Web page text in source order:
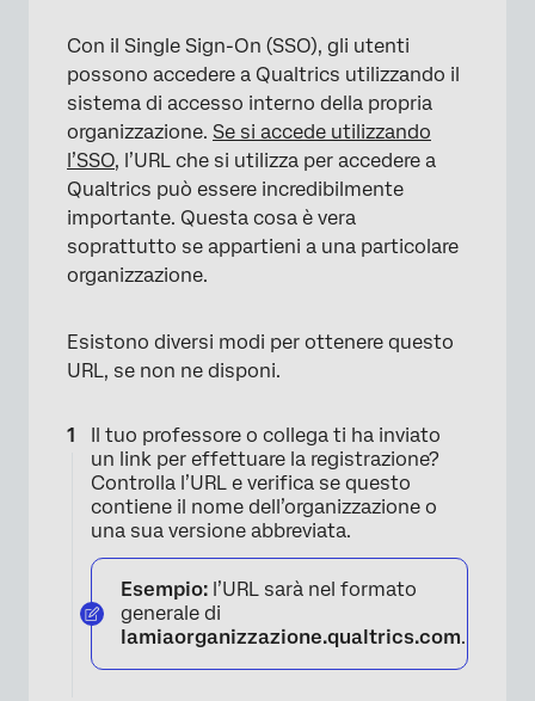
×
Con il Single Sign-On (SSO), gli utenti
possono accedere a Qualtrics utilizzando il
sistema di accesso interno della propria
organizzazione. Se si accede utilizzando
l’SSO, l’URL che si utilizza per accedere a
Qualtrics può essere incredibilmente
importante. Questa cosa è vera
soprattutto se appartieni a una particolare
organizzazione.
Esistono diversi modi per ottenere questo
URL, se non ne disponi.
Il tuo professore o collega ti ha inviato
un link per effettuare la registrazione?
Controlla l’URL e verifica se questo
contiene il nome dell’organizzazione o
una sua versione abbreviata.
Esempio: l’URL sarà nel formato
generale di
lamiaorganizzazione.qualtrics.com.